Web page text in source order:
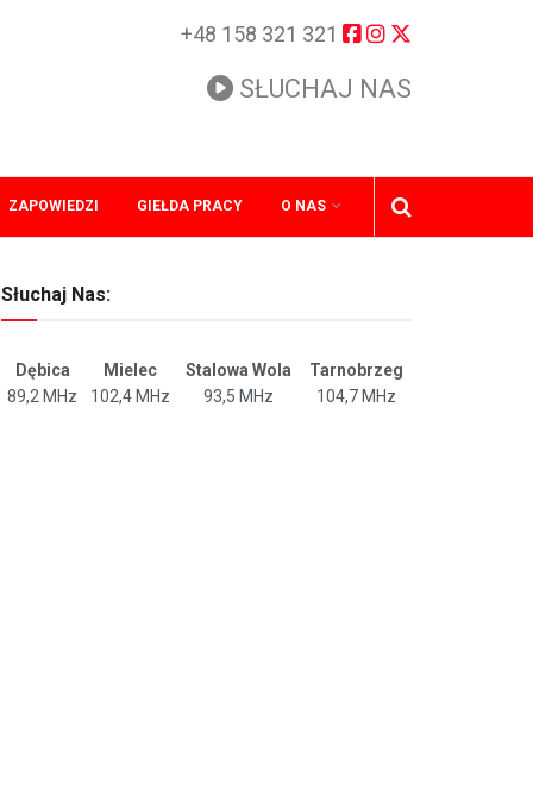
+48 158 321 321
SŁUCHAJ NAS
ZAPOWIEDZI GIEŁDA PRACY O NAS
Słuchaj Nas:
Dębica Mielec Stalowa Wola
Tarnobrzeg
89,2 MHz
102,4 MHz 93,5 MHz 104,7 MHz